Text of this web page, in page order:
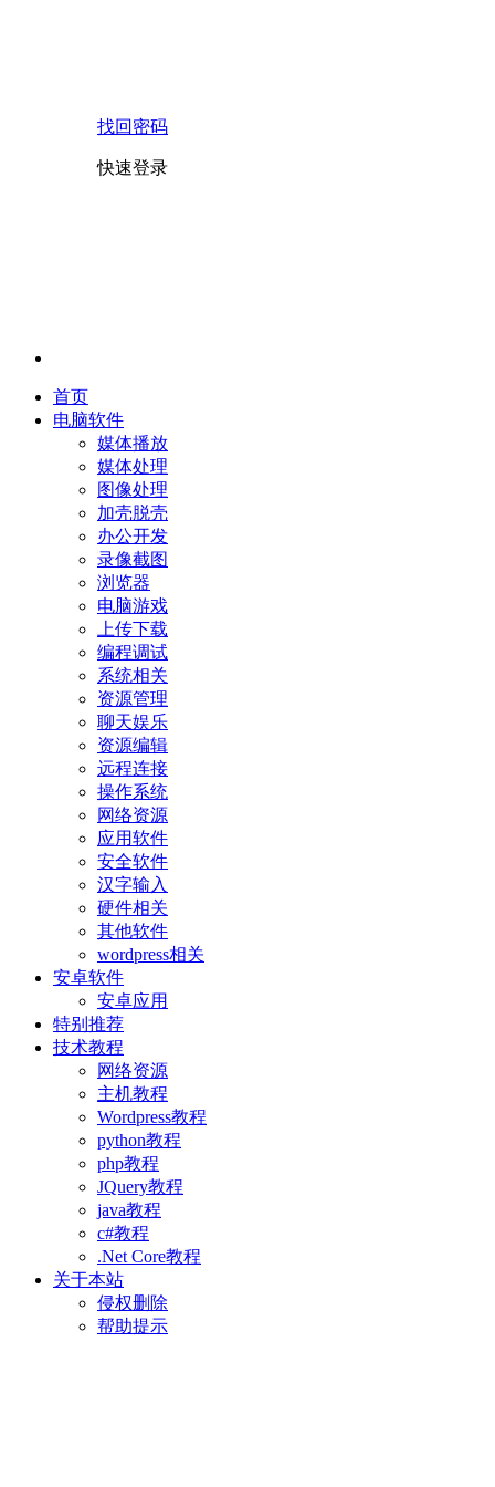
找回密码
快速登录
首页
电脑软件
媒体播放
媒体处理
图像处理
加壳脱壳
办公开发
录像截图
浏览器
电脑游戏
上传下载
编程调试
系统相关
资源管理
聊天娱乐
资源编辑
远程连接
操作系统
网络资源
应用软件
安全软件
汉字输入
硬件相关
其他软件
wordpress相关
安卓软件
安卓应用
特别推荐
技术教程
网络资源
主机教程
Wordpress教程
python教程
php教程
JQuery教程
java教程
c#教程
.Net Core教程
关于本站
侵权删除
帮助提示